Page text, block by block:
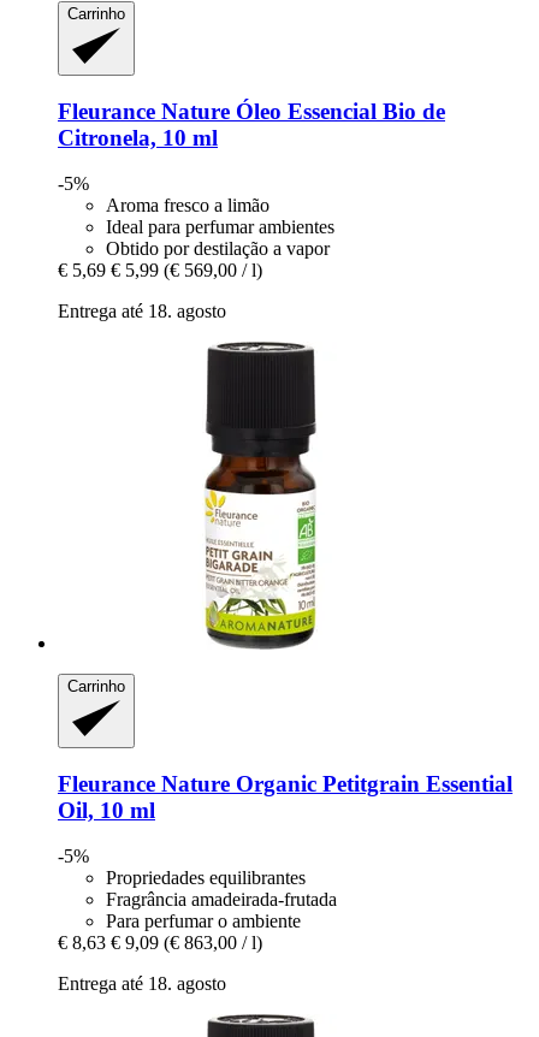
Carrinho
Fleurance Nature Óleo Essencial Bio de
Citronela, 10 ml
-5%
Aroma fresco a limão
Ideal para perfumar ambientes
Obtido por destilação a vapor
€ 5,69 € 5,99 (€ 569,00 / l)
Entrega até 18. agosto
Carrinho
Fleurance Nature Organic Petitgrain Essential
Oil, 10 ml
-5%
Propriedades equilibrantes
Fragrância amadeirada-frutada
Para perfumar o ambiente
€ 8,63 € 9,09 (€ 863,00 / l)
Entrega até 18. agosto